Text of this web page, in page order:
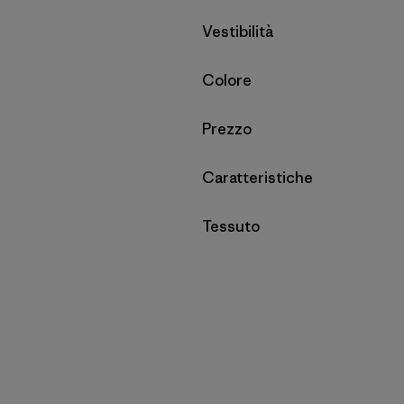
Filtra per
Vestibilità
Filtra per
Colore
Filtra per
Prezzo
Filtra per
Caratteristiche
Filtra per
Tessuto